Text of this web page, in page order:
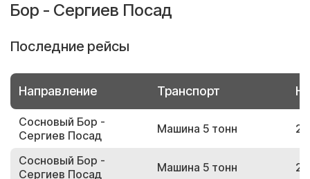
Бор - Сергиев Посад
Последние рейсы
Направление Транспорт
Сосновый Бор -
Сергиев Посад
Машина 5 тонн
Сосновый Бор -
Сергиев Посад
Машина 5 тонн